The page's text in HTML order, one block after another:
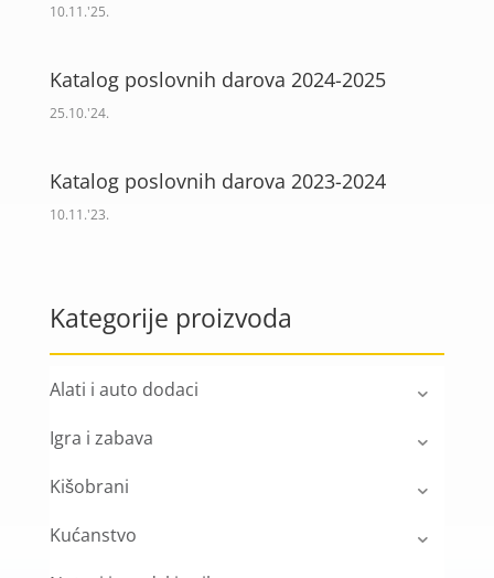
10.11.'25.
Katalog poslovnih darova 2024-2025
25.10.'24.
Katalog poslovnih darova 2023-2024
10.11.'23.
Kategorije proizvoda
Alati i auto dodaci
Igra i zabava
Kišobrani
Kućanstvo